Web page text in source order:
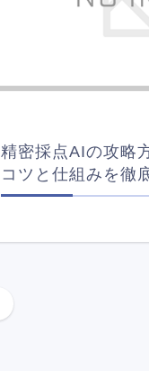
精密採点AIの攻略
コツと仕組みを徹